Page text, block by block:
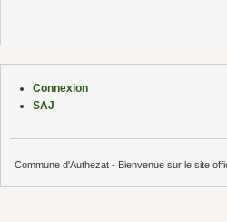
Connexion
SAJ
Commune d'Authezat - Bienvenue sur le site